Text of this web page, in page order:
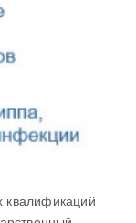
квалификаций